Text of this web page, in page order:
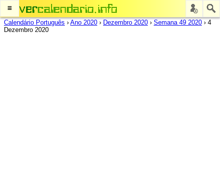
≡
Calendário Português › Ano 2020 › Dezembro 2020 › Semana 49 2020 › 4
Dezembro 2020